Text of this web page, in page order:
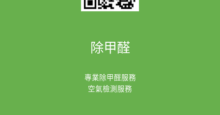
除甲醛
專業除甲醛服務
空氣檢測服務